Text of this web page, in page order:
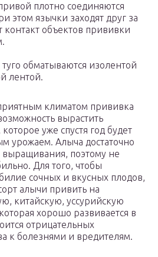
плотно соединяются
этом язычки заходят друг за
контакт объектов прививки
обматываются изолентой
лентой.
климатом прививка
вырастить
уже спустя год будет
урожаем. Алыча достаточно
выращивания, поэтому не
Для того, чтобы
сочных и вкусных плодов,
алычи привить на
китайскую, уссурийскую
хорошо развивается в
отрицательных
к болезнями и вредителям.